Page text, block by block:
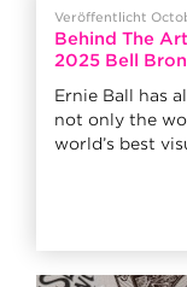
Veröffentlicht
Behind The
2025 Bell
Ernie Ball has
not only the
world’s best